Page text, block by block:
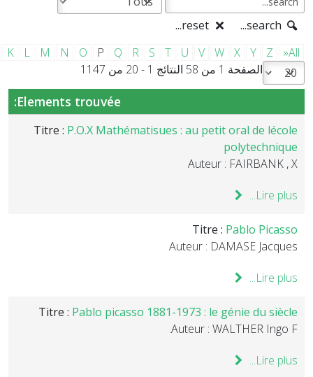
K
L M N O P Q R S T U V W X Y Z
»All
الصفحة 1 من 58 النتائج 1 - 20 من 1147
Elements trouvée:
Titre : P.O.X Mathématisues : au petit oral de lécole
polytechnique
Auteur : FAIRBANK , X
Lire plus...
Titre : Pablo Picasso
Auteur : DAMASE Jacques
Lire plus...
Titre : Pablo picasso 1881-1973 : le génie du siècle
Auteur : WALTHER Ingo F.
Lire plus...